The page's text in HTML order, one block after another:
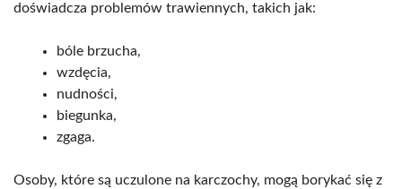
doświadcza problemów trawiennych, takich jak:
bóle brzucha,
wzdęcia,
nudności,
biegunka,
zgaga.
Osoby, które są uczulone na karczochy, mogą borykać się z